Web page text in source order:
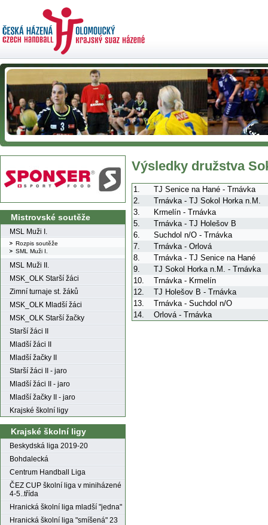
Mistrovské soutěže
MSL Muži I.
Rozpis soutěže
SML Muži I.
MSL Muži II.
MSK_OLK Starší žáci
Zimní turnaje st. žáků
MSK_OLK Mladší žáci
MSK_OLK Starší žačky
Starší žáci II
Mladší žáci II
Mladší žačky II
Starší žáci II - jaro
Mladší žáci II - jaro
Mladší žačky II - jaro
Krajské školní ligy
Krajské školní ligy
Beskydská liga 2019-20
Bohdalecká
Centrum Handball Liga
ČEZ CUP školní liga v miniházené
4-5..třída
Hranická školní liga mladší "jedna"
Hranická školní liga "smíšená" 23
Výsledky družstva
1.
TJ Senice na Hané - Trnávka
2.
Trnávka - TJ Sokol Horka n.M.
3.
Krmelín - Trnávka
5.
Trnávka - TJ Holešov B
6.
Suchdol n/O - Trnávka
7.
Trnávka - Orlová
8.
Trnávka - TJ Senice na Hané
9.
TJ Sokol Horka n.M. - Trnávka
10.
Trnávka - Krmelín
12.
TJ Holešov B - Trnávka
13.
Trnávka - Suchdol n/O
14.
Orlová - Trnávka